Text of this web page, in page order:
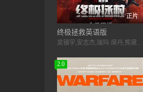
正片
终极拯救英语版
吴镇宇,安志杰,瑞玛·席丹,熊黛林,古斌,王敏德,魏震,林乐炫,钱嘉乐
2.0